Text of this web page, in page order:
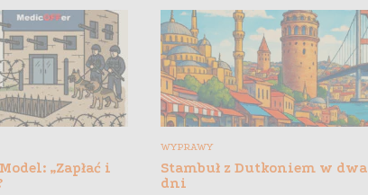
„Zapłać i
WYPRAWY
Stambuł z Dutkoniem w dwa
dni